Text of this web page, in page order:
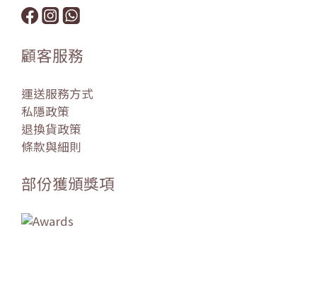
顧客服務
運送服務方式
私隱政策
退換貨政策
條款與細則
部份獲頒獎項